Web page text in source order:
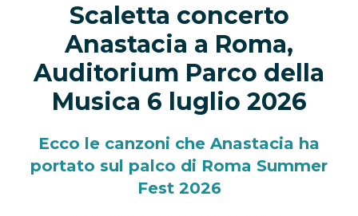
Scaletta concerto
Anastacia a Roma,
Auditorium Parco della
Musica 6 luglio 2026
Ecco le canzoni che Anastacia ha
portato sul palco di Roma Summer
Fest 2026